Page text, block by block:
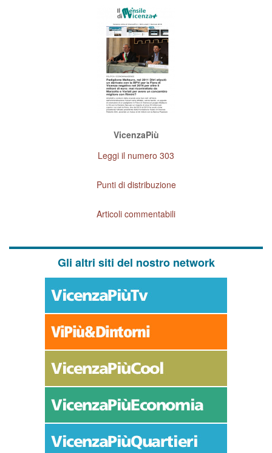
VicenzaPiù
Leggi il numero 303
Punti di distribuzione
Articoli commentabili
Gli altri siti del nostro network